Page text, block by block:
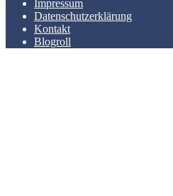
Impressum
Datenschutzerklärung
Kontakt
Blogroll